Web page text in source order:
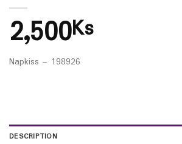
2,500Ks
Napkiss – 198926
DESCRIPTION